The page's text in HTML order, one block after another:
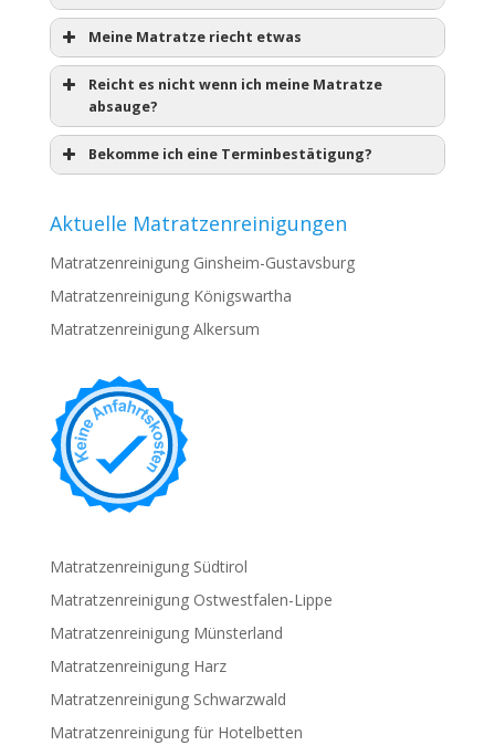
Meine Matratze riecht etwas
Reicht es nicht wenn ich meine Matratze
absauge?
Bekomme ich eine Terminbestätigung?
Aktuelle Matratzenreinigungen
Matratzenreinigung Ginsheim-Gustavsburg
Matratzenreinigung Königswartha
Matratzenreinigung Alkersum
Matratzenreinigung Südtirol
Matratzenreinigung Ostwestfalen-Lippe
Matratzenreinigung Münsterland
Matratzenreinigung Harz
Matratzenreinigung Schwarzwald
Matratzenreinigung für Hotelbetten